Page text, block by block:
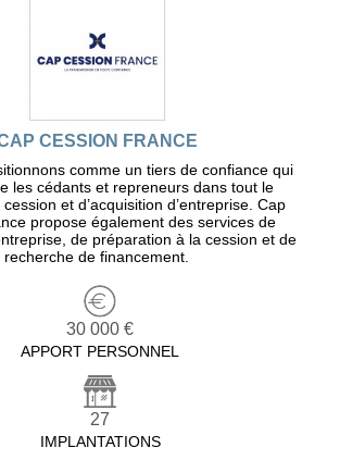
CESSION FRANCE
comme un tiers de confiance qui
les cédants et repreneurs dans tout le
et d’acquisition d’entreprise. Cap
propose également des services de
de préparation à la cession et de
recherche de financement.
30 000 €
APPORT PERSONNEL
27
IMPLANTATIONS